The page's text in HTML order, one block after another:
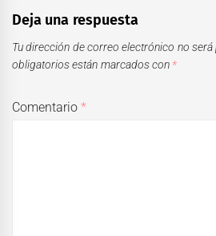
Deja una respuesta
Tu dirección de correo electrónico no será
obligatorios están marcados con *
Comentario*